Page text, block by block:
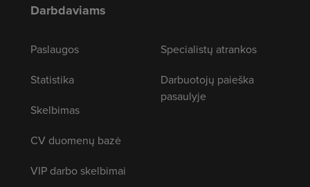
Darbdaviams
Paslaugos
Statistika
Skelbimas
CV duomenų bazė
VIP darbo skelbimai
Specialistų atrankos
Darbuotojų paieška
pasaulyje